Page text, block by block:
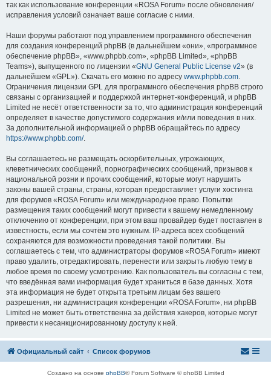
так как использование конференции «ROSA Forum» после обновления/
исправления условий означает ваше согласие с ними.
Наши форумы работают под управлением программного обеспечения
для создания конференций phpBB (в дальнейшем «они», «программное
обеспечение phpBB», «www.phpbb.com», «phpBB Limited», «phpBB
Teams»), выпущенного по лицензии «GNU General Public License v2» (в
дальнейшем «GPL»). Скачать его можно по адресу www.phpbb.com.
Ограничения лицензии GPL для программного обеспечения phpBB строго
связаны с организацией и поддержкой интернет-конференций, и phpBB
Limited не несёт ответственности за то, что администрация конференций
определяет в качестве допустимого содержания и/или поведения в них.
За дополнительной информацией о phpBB обращайтесь по адресу
https://www.phpbb.com/.
Вы соглашаетесь не размещать оскорбительных, угрожающих,
клеветнических сообщений, порнографических сообщений, призывов к
национальной розни и прочих сообщений, которые могут нарушить
законы вашей страны, страны, которая предоставляет услуги хостинга
для форумов «ROSA Forum» или международное право. Попытки
размещения таких сообщений могут привести к вашему немедленному
отключению от конференции, при этом ваш провайдер будет поставлен в
известность, если мы сочтём это нужным. IP-адреса всех сообщений
сохраняются для возможности проведения такой политики. Вы
соглашаетесь с тем, что администраторы форумов «ROSA Forum» имеют
право удалить, отредактировать, перенести или закрыть любую тему в
любое время по своему усмотрению. Как пользователь вы согласны с тем,
что введённая вами информация будет храниться в базе данных. Хотя
эта информация не будет открыта третьим лицам без вашего
разрешения, ни администрация конференции «ROSA Forum», ни phpBB
Limited не может быть ответственна за действия хакеров, которые могут
привести к несанкционированному доступу к ней.
Официальный сайт Список форумов
Создано на основе phpBB® Forum Software © phpBB Limited